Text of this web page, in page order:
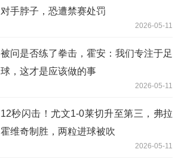
对手脖子，恐遭禁赛处罚
2026-05-11
被问是否练了拳击，霍安：我们专注于足
球，这才是应该做的事
2026-05-11
12秒闪击！尤文1-0莱切升至第三，弗拉
霍维奇制胜，两粒进球被吹
2026-05-11